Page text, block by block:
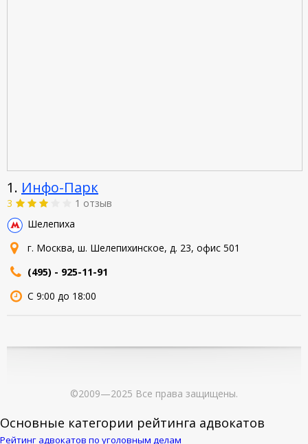
1. Инфо-Парк
3
1 отзыв
Шелепиха
г. Москва, ш. Шелепихинское, д. 23, офис 501
(495) - 925-11-91
С 9:00 до 18:00
©2009—2025 Все права защищены.
Основные категории рейтинга адвокатов
Рейтинг адвокатов по уголовным делам